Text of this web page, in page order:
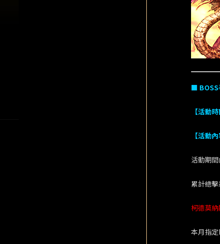
■ BOS
【活動
【活動
活動期
累計總
柯德莫
本月指定